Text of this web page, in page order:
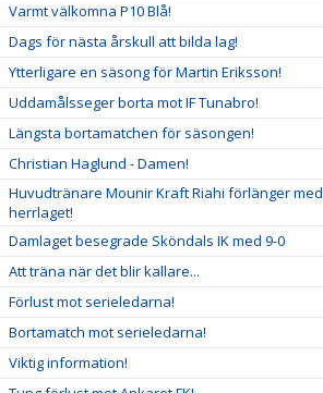
Varmt välkomna P10 Blå!
Dags för nästa årskull att bilda lag!
Ytterligare en säsong för Martin Eriksson!
Uddamålsseger borta mot IF Tunabro!
Längsta bortamatchen för säsongen!
Christian Haglund - Damen!
Huvudtränare Mounir Kraft Riahi förlänger med
herrlaget!
Damlaget besegrade Sköndals IK med 9-0
Att träna när det blir kallare...
Förlust mot serieledarna!
Bortamatch mot serieledarna!
Viktig information!